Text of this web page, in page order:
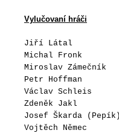
Vylučovaní hráči
Jiří Látal 24
Michal Fronk
Miroslav
Petr Hoffman
Václav Schleis
Zdeněk Jakl
Josef Škarda
Vojtěch Němec